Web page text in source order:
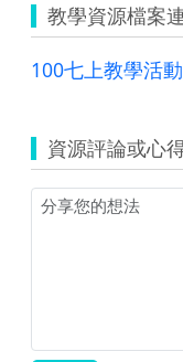
教學資源檔案
100七上教學活
資源評論或心